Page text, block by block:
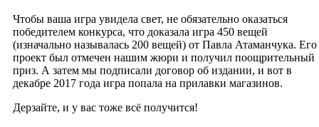
Чтобы ваша игра увидела свет, не обязательно оказаться
победителем конкурса, что доказала игра 450 вещей
(изначально называлась 200 вещей) от Павла Атаманчука. Его
проект был отмечен нашим жюри и получил поощрительный
приз. А затем мы подписали договор об издании, и вот в
декабре 2017 года игра попала на прилавки магазинов.
Дерзайте, и у вас тоже всё получится!